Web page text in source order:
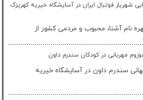
شهریار فوتبال ایران در آسایشگاه خیریه کهریزک
نام آشنا، محبوب و مردمی کشور از
مهربانی در کودکان سندرم داون
سندرم داون در آسایشگاه خیریه